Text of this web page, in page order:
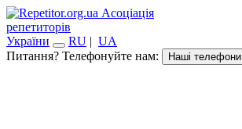
Асоціація
репетиторів
України
RU | UA
Питання? Телефонуйте нам:
Наші телефони